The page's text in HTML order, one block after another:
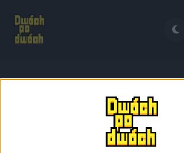
Death’s Door